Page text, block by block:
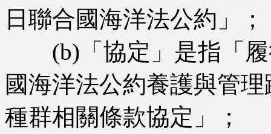
日聯合國海洋法公約」；
(b)「協定」是指「履
國海洋法公約養護與管
種群相關條款協定」；